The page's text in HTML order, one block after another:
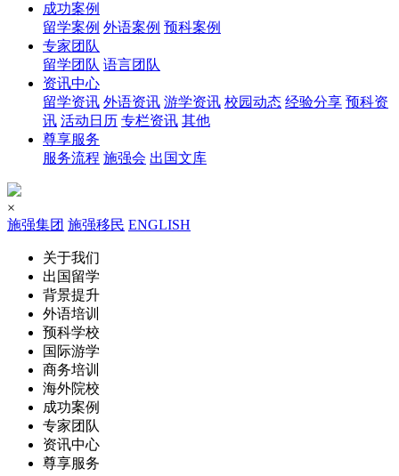
成功案例
留学案例 外语案例 预科案例
专家团队
留学团队 语言团队
资讯中心
留学资讯 外语资讯 游学资讯 校园动态 经验分享 预科资
讯 活动日历 专栏资讯 其他
尊享服务
服务流程 施强会 出国文库
×
施强集团 施强移民 ENGLISH
关于我们
出国留学
背景提升
外语培训
预科学校
国际游学
商务培训
海外院校
成功案例
专家团队
资讯中心
尊享服务